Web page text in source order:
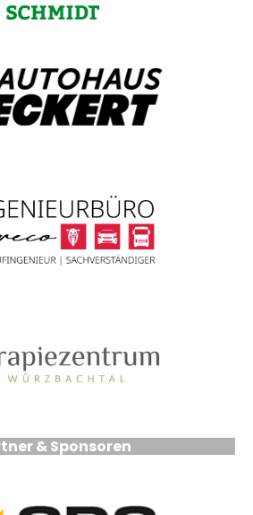
& Sponsoren